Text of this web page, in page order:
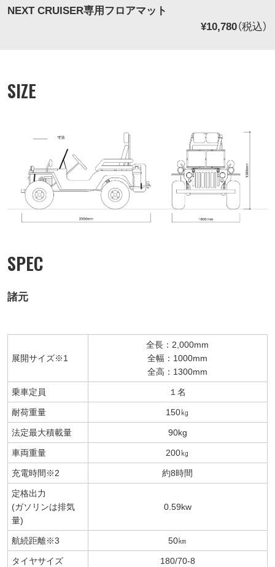
NEXT CRUISER専用フロアマット
¥10,780（税込）
SIZE
SPEC
諸元
展開サイズ※1
全長：2,000mm
全幅：1000mm
全高：1300mm
乗車定員 １名
耐荷重量 150㎏
法定最大積載量 90kg
車両重量 200㎏
充電時間※2 約8時間
定格出力
(ガソリンは排気
量)
0.59kw
航続距離※3 50㎞
タイヤサイズ 180/70-8